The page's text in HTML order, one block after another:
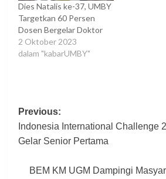
Dies Natalis ke-37, UMBY
Targetkan 60 Persen
Dosen Bergelar Doktor
2 Oktober 2023
dalam "kabarUMBY"
Post
navigation
Previous:
Indonesia International Challenge
Gelar Senior Pertama
BEM KM UGM Dampingi